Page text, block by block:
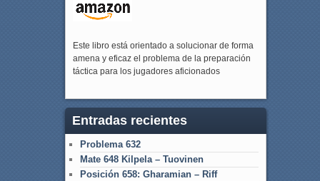
Este libro está orientado a solucionar de forma
amena y eficaz el problema de la preparación
táctica para los jugadores aficionados
Entradas recientes
Problema 632
Mate 648 Kilpela – Tuovinen
Posición 658: Gharamian – Riff